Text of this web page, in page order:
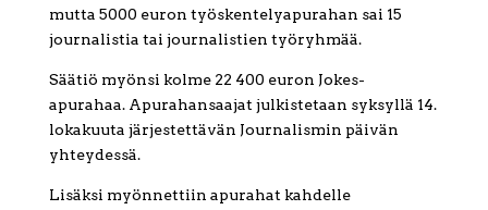
mutta 5000 euron työskentelyapurahan sai 15
journalistia tai journalistien työryhmää.
Säätiö myönsi kolme 22 400 euron Jokes-
apurahaa. Apurahansaajat julkistetaan syksyllä 14.
lokakuuta järjestettävän Journalismin päivän
yhteydessä.
Lisäksi myönnettiin apurahat kahdelle